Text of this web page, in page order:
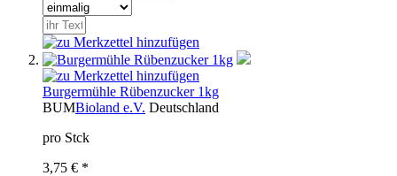
Burgermühle Rübenzucker 1kg
BUMBioland e.V. Deutschland
pro Stck
3,75 € *